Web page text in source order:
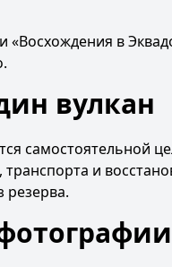
«Восхождения в
.
вулкан
самостоятельной
и
резерва.